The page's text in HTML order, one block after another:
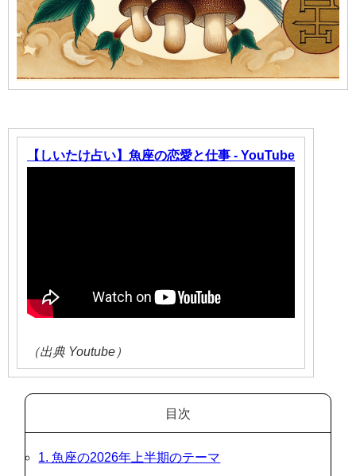
【しいたけ占い】魚座の恋愛と仕事 - YouTube
（出典 Youtube）
目次
1. 魚座の2026年上半期のテーマ